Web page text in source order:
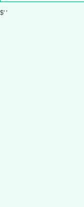
$' '